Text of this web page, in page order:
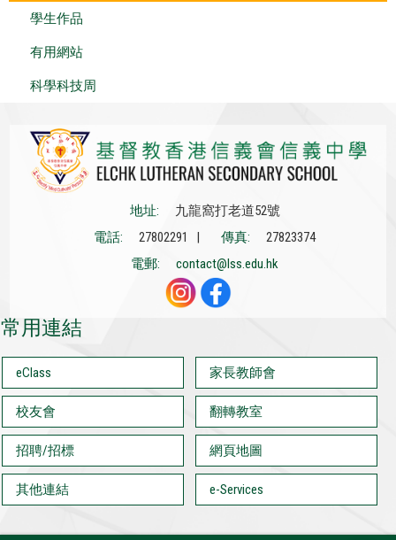
學生作品
有用網站
科學科技周
地址:
九龍窩打老道52號
電話:
27802291 | 傳真:
27823374
電郵:
contact@lss.edu.hk
常用連結
eClass 家長教師會
校友會 翻轉教室
招聘/招標 網頁地圖
其他連結 e-Services